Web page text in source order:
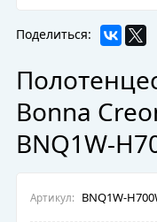
Поделиться:
Bonna
BNQ1W-
Артикул: BNQ1W-